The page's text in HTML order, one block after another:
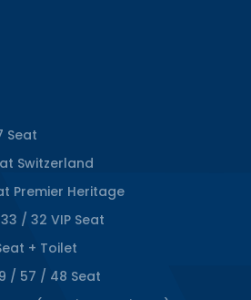
Seat
Switzerland
Premier Heritage
/ 32 VIP Seat
+ Toilet
/ 57 / 48 Seat